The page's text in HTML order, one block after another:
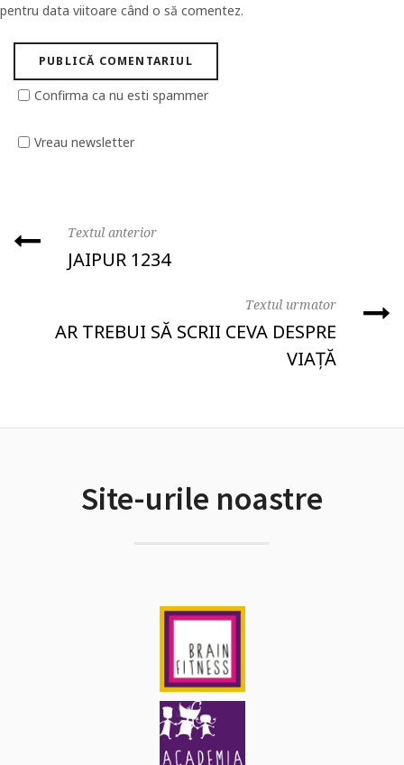
pentru data viitoare când o să comentez.
Confirma ca nu esti spammer
Vreau newsletter
Textul anterior
JAIPUR 1234
Textul urmator
AR TREBUI SĂ SCRII CEVA DESPRE
VIAȚĂ
Site-urile noastre